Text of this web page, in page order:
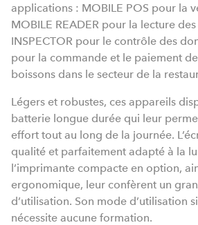
applications : MOBILE POS pour la
MOBILE READER pour la lecture
INSPECTOR pour le contrôle des
pour la commande et le paiement
boissons dans le secteur de la
Légers et robustes, ces appareils
batterie longue durée qui leur
effort tout au long de la journée.
qualité et parfaitement adapté à la
l’imprimante compacte en option,
ergonomique, leur confèrent un
d’utilisation. Son mode d’utilisation
nécessite aucune formation.